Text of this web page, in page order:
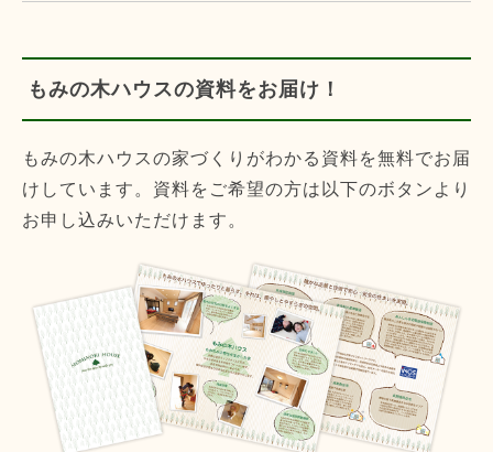
もみの木ハウスの資料をお届け！
もみの木ハウスの家づくりがわかる資料を無料でお届
けしています。資料をご希望の方は以下のボタンより
お申し込みいただけます。